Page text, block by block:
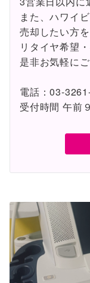
また、ハワイ
売却したい方
リタイヤ希望
是非お気軽に
電話：03-
受付時間 午前